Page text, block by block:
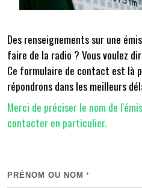
Des renseignements sur une
faire de la radio ? Vous voulez
Ce formulaire de contact est là
répondrons dans les meilleurs
Merci de préciser le nom de
contacter en particulier.
PRÉNOM OU NOM *